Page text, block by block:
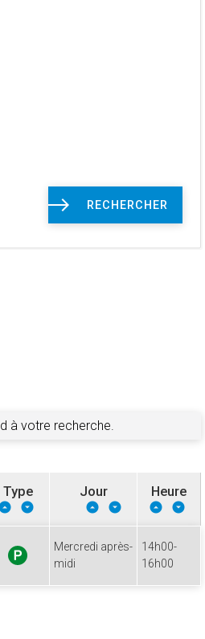
RECHERCHER
à votre recherche.
Type Jour Heure
Mercredi après-
midi
14h00-
16h00